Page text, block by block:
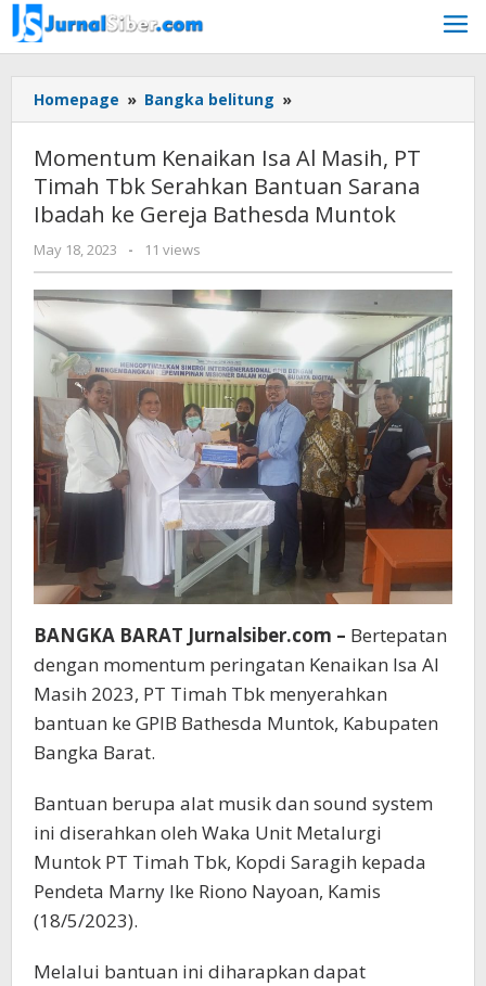
Skip
to
content
Homepage » Bangka belitung »
Kenaikan
Al
Masih,
PT
Serahkan
Bantuan
Sarana
Ibadah
ke
Gereja
Bathesda
Muntok
Momentum Kenaikan Isa Al Masih, PT
Timah Tbk Serahkan Bantuan Sarana
Ibadah ke Gereja Bathesda Muntok
May 18, 2023
by
Jurnalsiber
- 11 views
BANGKA BARAT Jurnalsiber.com – Bertepatan
dengan momentum peringatan Kenaikan Isa Al
Masih 2023, PT Timah Tbk menyerahkan
bantuan ke GPIB Bathesda Muntok, Kabupaten
Bangka Barat.
Bantuan berupa alat musik dan sound system
ini diserahkan oleh Waka Unit Metalurgi
Muntok PT Timah Tbk, Kopdi Saragih kepada
Pendeta Marny Ike Riono Nayoan, Kamis
(18/5/2023).
Melalui bantuan ini diharapkan dapat